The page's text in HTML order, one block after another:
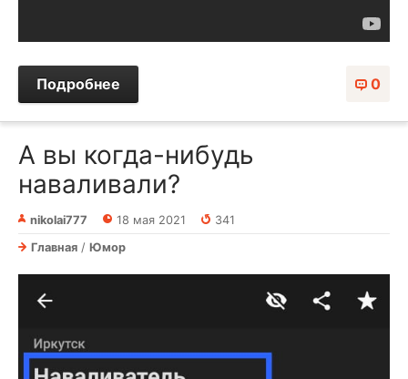
0
Подробнее
А вы когда-нибудь
наваливали?
nikolai777 18 мая 2021
341
Главная / Юмор